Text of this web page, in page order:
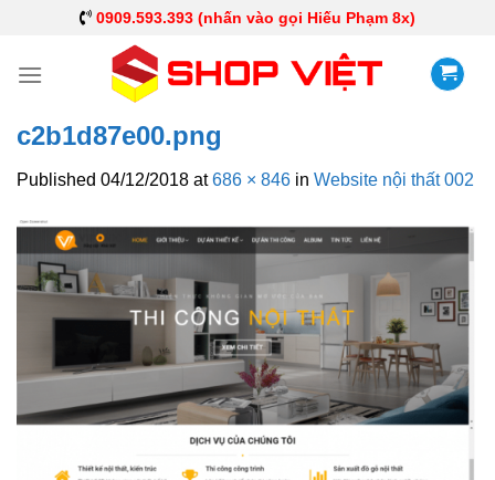
0909.593.393 (nhấn vào gọi Hiếu Phạm 8x)
c2b1d87e00.png
Published 04/12/2018 at686 × 846 in Website nội thất 002